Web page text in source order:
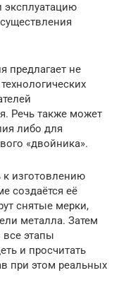
эксплуатацию
предлагает не
Речь также может
либо для
«двойника».
к изготовлению
создаётся её
снятые мерки,
металла. Затем
все этапы
и просчитать
при этом реальных